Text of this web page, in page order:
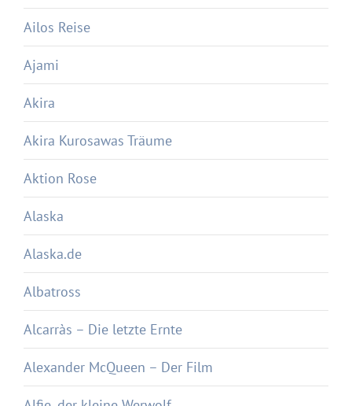
Ailos Reise
Ajami
Akira
Akira Kurosawas Träume
Aktion Rose
Alaska
Alaska.de
Albatross
Alcarràs – Die letzte Ernte
Alexander McQueen – Der Film